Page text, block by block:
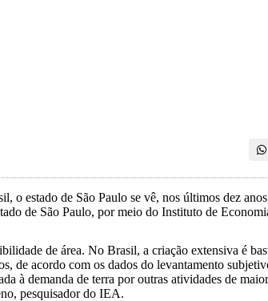
o estado de São Paulo se vê, nos últimos dez
de São Paulo, por meio do Instituto de
de área. No Brasil, a criação extensiva é
de acordo com os dados do levantamento
à demanda de terra por outras atividades de
pesquisador do IEA.